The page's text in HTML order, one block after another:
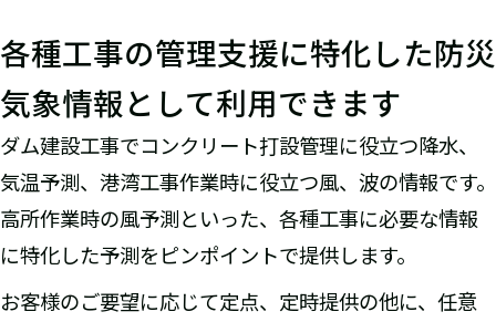
各種工事の管理支援に特化した防災
気象情報として利用できます
ダム建設工事でコンクリート打設管理に役立つ降水、
気温予測、港湾工事作業時に役立つ風、波の情報です。
高所作業時の風予測といった、各種工事に必要な情報
に特化した予測をピンポイントで提供します。
お客様のご要望に応じて定点、定時提供の他に、任意